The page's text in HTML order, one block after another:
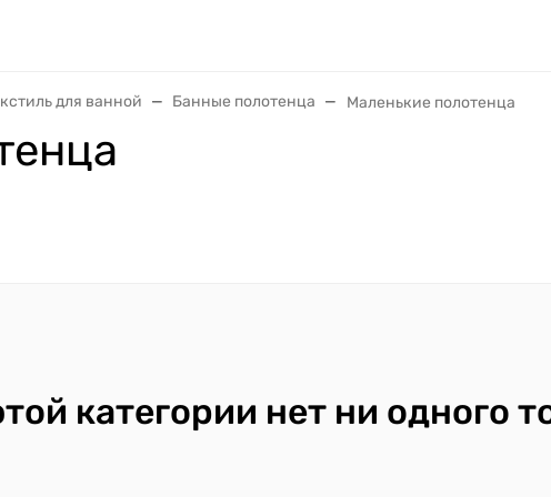
для ванной Банные полотенца Маленькие полотенца
категории нет ни одного